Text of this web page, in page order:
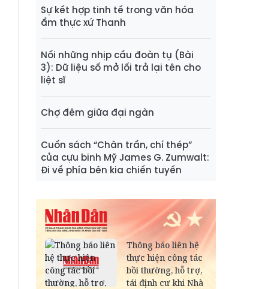
Sự kết hợp tinh tế trong văn hóa
ẩm thực xứ Thanh
Nối những nhịp cầu đoàn tụ (Bài
3): Dữ liệu số mở lối trả lại tên cho
liệt sĩ
Chợ đêm giữa đại ngàn
Cuốn sách “Chân trần, chí thép”
của cựu binh Mỹ James G. Zumwalt:
Đi về phía bên kia chiến tuyến